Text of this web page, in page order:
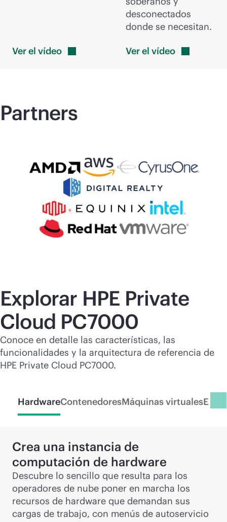
Ver el vídeo
desconectados
donde se necesitan.
Ver el vídeo
Partners
Explorar HPE Private
Cloud PC7000
Conoce en detalle las características, las
funcionalidades y la arquitectura de referencia de
HPE Private Cloud PC7000.
HardwareContenedoresMáquinas virtuales
Crea una instancia de
computación de hardware
Descubre lo sencillo que resulta para los
operadores de nube poner en marcha los
recursos de hardware que demandan sus
cargas de trabajo, con menús de autoservicio